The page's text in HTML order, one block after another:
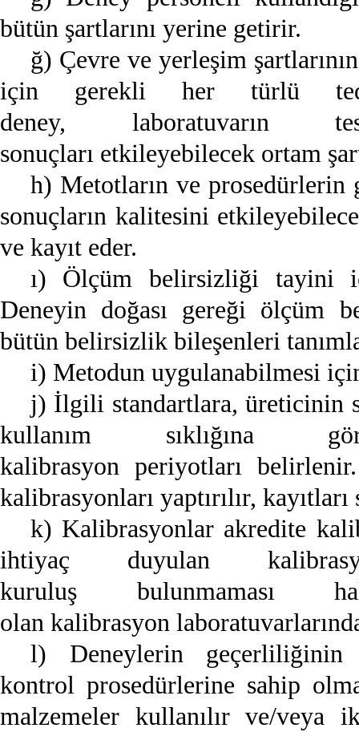
bütün şartlarını yerine getirir.
ğ) Çevre ve yerleşim
için gerekli her türlü
deney, laboratuvarın
sonuçları etkileyebilecek ortam
h) Metotların ve prosedürlerin
sonuçların kalitesini
ve kayıt eder.
ı) Ölçüm belirsizliği tayini
Deneyin doğası gereği ölçüm
bütün belirsizlik bileşenleri
i) Metodun uygulanabilmesi
j) İlgili standartlara, üreticinin
kullanım sıklığına
kalibrasyon periyotları
kalibrasyonları yaptırılır, kayıtları
k) Kalibrasyonlar akredite
ihtiyaç duyulan
kuruluş bulunmaması
olan kalibrasyon
l) Deneylerin
kontrol prosedürlerine sahip
malzemeler kullanılır ve/veya